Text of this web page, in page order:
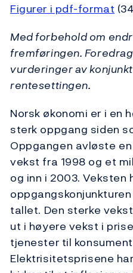
Figurer i pdf-format
Med forbehold om
fremføringen.
vurderinger av
rentesettingen.
Norsk økonomi er i en
sterk oppgang siden
Oppgangen avløste
vekst fra 1998 og et
og inn i 2003.
tallet. Den sterke
ut i høyere vekst i
tjenester til
Elektrisitetsprisene